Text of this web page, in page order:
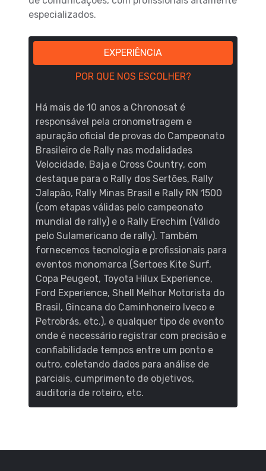
especializados.
EXPERIÊNCIA
POR QUE NOS ESCOLHER?
Há mais de 10 anos a Chronosat é
responsável pela cronometragem e
apuração oficial de provas do Campeonato
Brasileiro de Rally nas modalidades
Velocidade, Baja e Cross Country, com
destaque para o Rally dos Sertões, Rally
Jalapão, Rally Minas Brasil e Rally RN 1500
(com etapas válidas pelo campeonato
mundial de rally) e o Rally Erechim (Válido
pelo Sulamericano de rally). Também
fornecemos tecnologia e profissionais para
eventos monomarca (Sertoes Kite Surf,
Copa Peugeot, Toyota Hilux Experience,
Ford Experience, Shell Melhor Motorista do
Brasil, Gincana do Caminhoneiro Iveco e
Petrobrás, etc.), e qualquer tipo de evento
onde é necessário registrar com precisão e
confiabilidade tempos entre um ponto e
outro, coletando dados para análise de
parciais, cumprimento de objetivos,
auditoria de roteiro, etc.